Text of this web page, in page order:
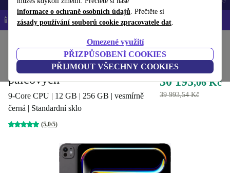
informace o ochraně osobních údajů. Přečtěte si
zásady používání souborů cookie zpracovatele dat.
Omezené využití
PŘIZPŮSOBENÍ COOKIES
PŘIJMOUT VŠECHNY COOKIES
📱 -5 % NAVÍC na všechny iPhony – kód: IPHONEDEAL-
iPady
iPad Pro (2025) | 13-
palcových
9-Core CPU | 12 GB | 256 GB | vesmírně
černá | Standardní sklo
(5,0/5)
30 193,06 Kč
39 993,54 Kč